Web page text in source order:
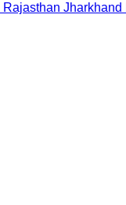
Rajasthan Jharkhand